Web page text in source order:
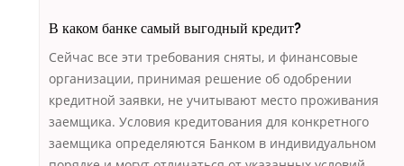
В каком банке самый выгодный кредит?
Сейчас все эти требования сняты, и финансовые
организации, принимая решение об одобрении
кредитной заявки, не учитывают место проживания
заемщика. Условия кредитования для конкретного
заемщика определяются Банком в индивидуальном